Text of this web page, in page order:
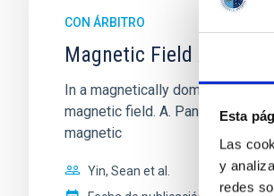
Esta
Las
y
redes
CON ÁRBITRO
Magnetic Field
In a magnetically dominated
magnetic field. A. Pandhi et al.
magnetic
Yin, Sean et al.